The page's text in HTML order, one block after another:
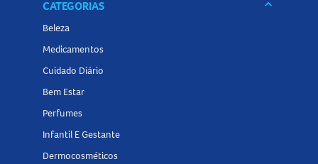
CATEGORIAS keyboard_arrow_down
Beleza
Medicamentos
Cuidado Diário
Bem Estar
Perfumes
Infantil E Gestante
Dermocosméticos